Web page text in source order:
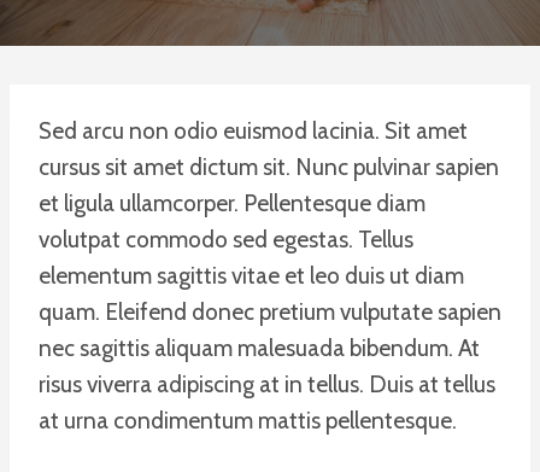
Sed arcu non odio euismod lacinia. Sit amet
cursus sit amet dictum sit. Nunc pulvinar sapien
et ligula ullamcorper. Pellentesque diam
volutpat commodo sed egestas. Tellus
elementum sagittis vitae et leo duis ut diam
quam. Eleifend donec pretium vulputate sapien
nec sagittis aliquam malesuada bibendum. At
risus viverra adipiscing at in tellus. Duis at tellus
at urna condimentum mattis pellentesque.